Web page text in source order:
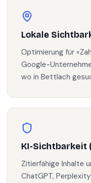
Lokale
Optimierung für
Google-
wo in Bettlach
KI-Sichtbarkeit
Zitierfähige Inhalte
ChatGPT,